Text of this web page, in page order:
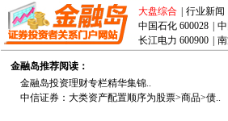
大盘综合 行业新闻
中国石化 600028
长江电力 600900
金融岛推荐阅读：
金融岛投资理财专栏精华集锦..
中信证券：大类资产配置顺序为股票>商品>债..